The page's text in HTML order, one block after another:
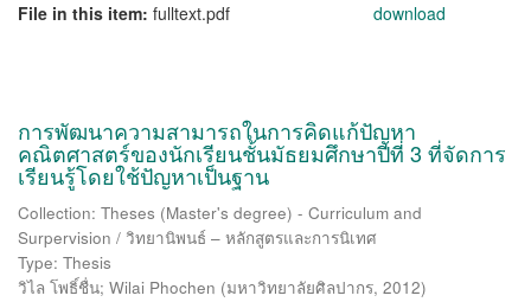
File in this item: fulltext.pdf download
การพัฒนาความสามารถในการคิดแก้ปัญหา
คณิตศาสตร์ของนักเรียนชั้นมัธยมศึกษาปีที่ 3 ที่จัดการ
เรียนรู้โดยใช้ปัญหาเป็นฐาน
Collection: Theses (Master's degree) - Curriculum and
Surpervision / วิทยานิพนธ์ – หลักสูตรและการนิเทศ
Type: Thesis
วิไล โพธิ์ชื่น; Wilai Phochen (มหาวิทยาลัยศิลปากร, 2012)